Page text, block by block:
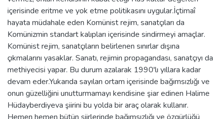
içerisinde eritme ve yok etme politikasını uygular.İçtimaî
hayata müdahale eden Komünist rejim, sanatçıları da
Komünizmin standart kalıpları içerisinde sindirmeyi amaçlar.
Komünist rejim, sanatçıların belirlenen sınırlar dışına
çıkmalarını yasaklar. Sanatı, rejimin propagandası, sanatçıyı da
methiyecisi yapar. Bu durum azalarak 1990'lı yıllara kadar
devam eder.Yukarıda sayılan ortam içerisinde bağımsızlığı ve
onun güzelliğini unutturmamayı kendisine şiar edinen Halime
Hüdayberdiyeva şiirini bu yolda bir araç olarak kullanır.